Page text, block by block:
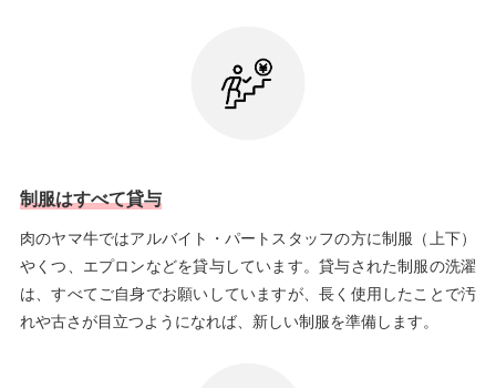
制服はすべて貸与
肉のヤマ牛ではアルバイト・パートスタッフの方に制服（上下）
やくつ、エプロンなどを貸与しています。貸与された制服の洗濯
は、すべてご自身でお願いしていますが、長く使用したことで汚
れや古さが目立つようになれば、新しい制服を準備します。